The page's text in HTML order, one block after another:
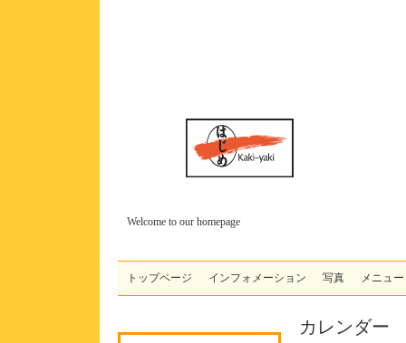
Welcome to our homepage
トップページ インフォメーション 写真 メニュー
カレンダー